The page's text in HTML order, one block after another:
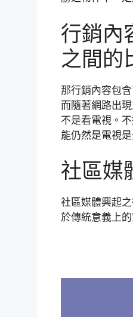
行銷內
之間的
那行銷內容包
而隨著網路出
不是看電視。
能仍然是電視
社區媒
社區媒體興起
於傳統意義上